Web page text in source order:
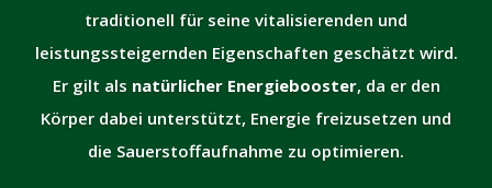
traditionell für seine vitalisierenden und
leistungssteigernden Eigenschaften geschätzt wird.
Er gilt als natürlicher Energiebooster, da er den
Körper dabei unterstützt, Energie freizusetzen und
die Sauerstoffaufnahme zu optimieren.